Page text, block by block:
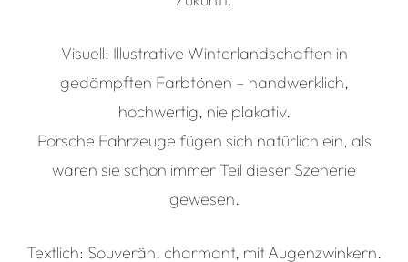
Visuell: Illustrative Winterlandschaften in
gedämpften Farbtönen – handwerklich,
hochwertig, nie plakativ.
Porsche Fahrzeuge fügen sich natürlich ein, als
wären sie schon immer Teil dieser Szenerie
gewesen.
Textlich: Souverän, charmant, mit Augenzwinkern.